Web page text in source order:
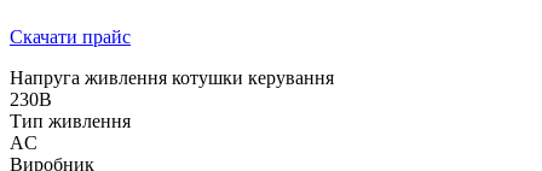
Скачати прайс
Напруга живлення котушки керування
230В
Тип живлення
AC
Виробник